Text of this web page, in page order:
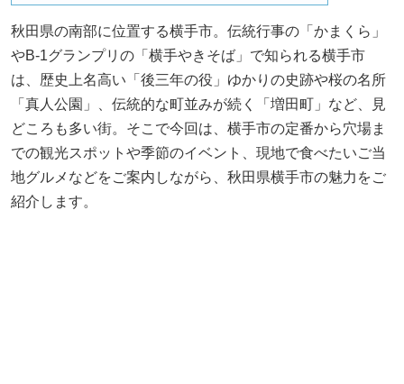
秋田県の南部に位置する横手市。伝統行事の「かまくら」
やB-1グランプリの「横手やきそば」で知られる横手市
は、歴史上名高い「後三年の役」ゆかりの史跡や桜の名所
「真人公園」、伝統的な町並みが続く「増田町」など、見
どころも多い街。そこで今回は、横手市の定番から穴場ま
での観光スポットや季節のイベント、現地で食べたいご当
地グルメなどをご案内しながら、秋田県横手市の魅力をご
紹介します。